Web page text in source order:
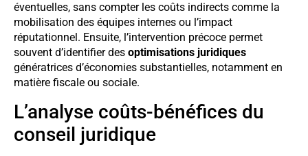
éventuelles, sans compter les coûts indirects comme la
mobilisation des équipes internes ou l’impact
réputationnel. Ensuite, l’intervention précoce permet
souvent d’identifier des optimisations juridiques
génératrices d’économies substantielles, notamment en
matière fiscale ou sociale.
L’analyse coûts-bénéfices du
conseil juridique